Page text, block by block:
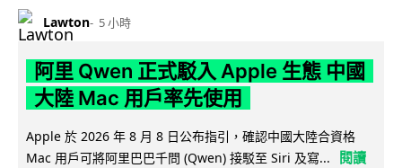
Lawton 5 小時
阿里 Qwen 正式駁入 Apple 生態 中國
大陸 Mac 用戶率先使用
Apple 於 2026 年 8 月 8 日公布指引，確認中國大陸合資格
Mac 用戶可將阿里巴巴千問 (Qwen) 接駁至 Siri 及寫...
閱讀